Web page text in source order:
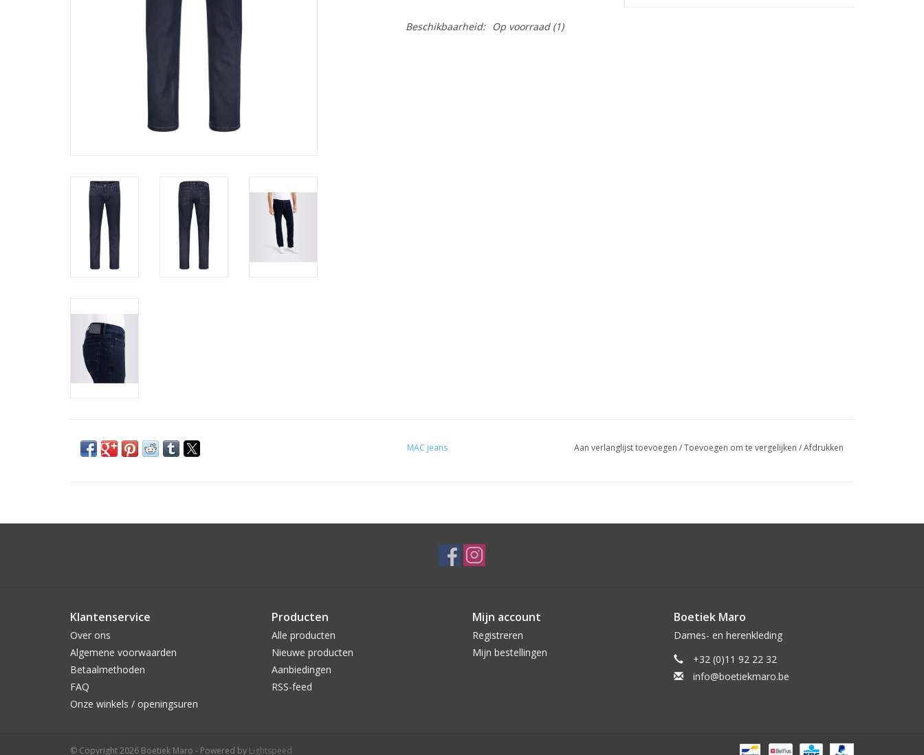
Beschikbaarheid: Op voorraad(1)
MAC jeans Aan verlanglijst toevoegen /Toevoegen om te vergelijken /Afdrukken
Klantenservice
Over ons
Algemene voorwaarden
Betaalmethoden
FAQ
Onze winkels / openingsuren
Producten
Alle producten
Nieuwe producten
Aanbiedingen
RSS-feed
Mijn account
Registreren
Mijn bestellingen
Boetiek Maro
Dames- en herenkleding
+32 (0)11 92 22 32
info@boetiekmaro.be
© Copyright 2026 Boetiek Maro - Powered by Lightspeed